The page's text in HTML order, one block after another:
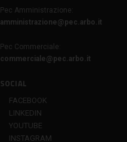
Pec Amministrazione:
amministrazione@pec.arbo.it
Pec Commerciale:
commerciale@pec.arbo.it
SOCIAL
FACEBOOK
LINKEDIN
YOUTUBE
INSTAGRAM